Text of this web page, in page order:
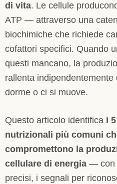
di vita. Le cellule
ATP — attraverso una
biochimiche che richiede
cofattori specifici. Quando
questi mancano, la
rallenta indipendentemente
dorme o ci si muove.
Questo articolo identifica i
nutrizionali più comuni
compromettono la
cellulare di energia — con
precisi, i segnali per